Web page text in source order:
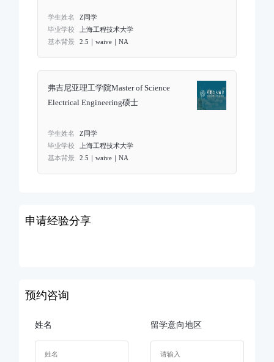
学生姓名
Z同学
毕业学校
上海工程技术大学
基本背景
2.5｜waive｜NA
弗吉尼亚理工学院Master of Science
Electrical Engineering硕士
学生姓名
Z同学
毕业学校
上海工程技术大学
基本背景
2.5｜waive｜NA
申请经验分享
预约咨询
姓名 留学意向地区